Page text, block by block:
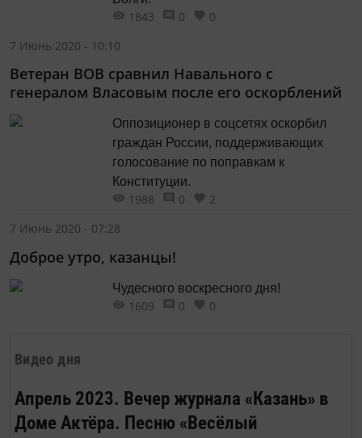
Видео дня
Апрель 2023. Вечер журнала «Казань» в
Доме Актёра. Песню «Весёлый
1843 0
0
7 Июнь 2020 - 10:10
Ветеран ВОВ сравнил Навального с
генералом Власовым после его оскорблений
Оппозиционер в соцсетях оскорбил
граждан России, поддерживающих
голосование по поправкам к
Конституции.
1988 0
2
7 Июнь 2020 - 07:28
Доброе утро, казанцы!
Чудесного воскресного дня!
1609 0 0